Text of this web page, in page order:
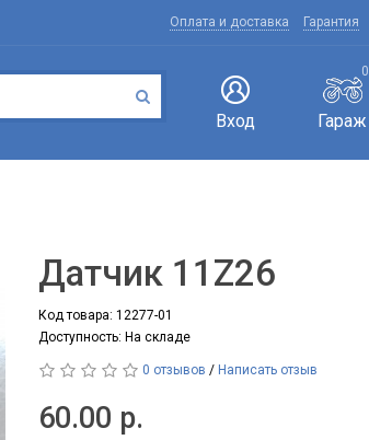
Оплата и доставка Гарантия
Вход
0
Гараж
Датчик 11Z26
Код товара: 12277-01
Доступность: На складе
0 отзывов /Написать отзыв
60.00 р.